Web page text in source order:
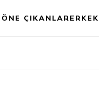
ÖNE ÇIKANLAR ERKEK